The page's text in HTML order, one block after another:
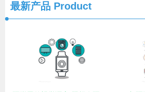
最新产品 Product